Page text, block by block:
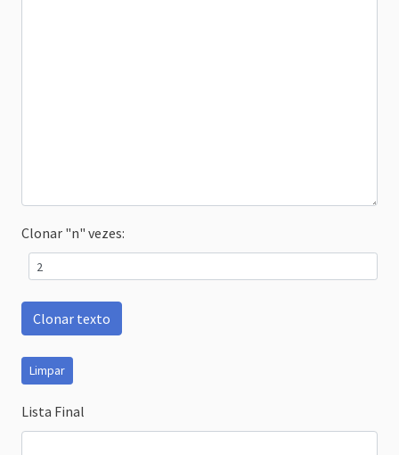
Clonar "n" vezes:
Clonar texto
Limpar
Lista Final